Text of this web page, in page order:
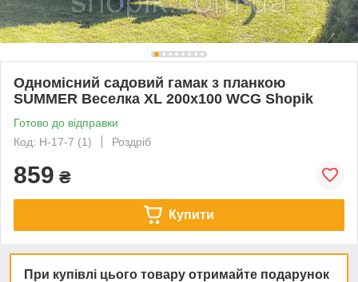
Одномісний садовий гамак з планкою
SUMMER Веселка XL 200х100 WCG Shopik
Готово до відправки
Код: H-17-7 (1)
Роздріб
859 ₴
Купити
При купівлі цього товару отримайте подарунок